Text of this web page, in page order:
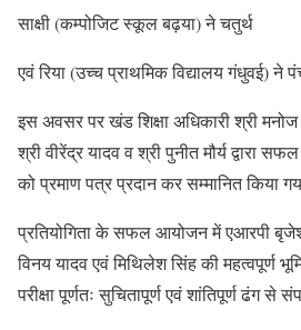
साक्षी (कम्पोजिट स्कूल बढ़या) ने चतुर्थ
एवं रिया (उच्च प्राथमिक विद्यालय गंधुवई) ने
इस अवसर पर खंड शिक्षा अधिकारी श्री मनोज
श्री वीरेंद्र यादव व श्री पुनीत मौर्य द्वारा
को प्रमाण पत्र प्रदान कर सम्मानित किया
प्रतियोगिता के सफल आयोजन में एआरपी
विनय यादव एवं मिथिलेश सिंह की महत्वपूर्ण
परीक्षा पूर्णतः सुचितापूर्ण एवं शांतिपूर्ण ढंग से